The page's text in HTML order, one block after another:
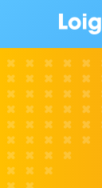
Luyện
toán về
Ôn tập
Bài tập
phần
học Toán